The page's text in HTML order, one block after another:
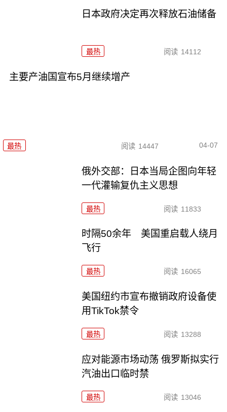
日本政府决定再次释放石油储备
最热 阅读 14112
主要产油国宣布5月继续增产
最热 阅读 14447 04-07
俄外交部：日本当局企图向年轻
一代灌输复仇主义思想
最热 阅读 11833
时隔50余年 美国重启载人绕月
飞行
最热 阅读 16065
美国纽约市宣布撤销政府设备使
用TikTok禁令
最热 阅读 13288
应对能源市场动荡 俄罗斯拟实行
汽油出口临时禁
最热 阅读 13046